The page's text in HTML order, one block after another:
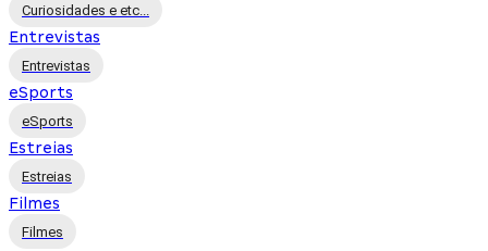
Curiosidades e etc...
Entrevistas
Entrevistas
eSports
eSports
Estreias
Estreias
Filmes
Filmes